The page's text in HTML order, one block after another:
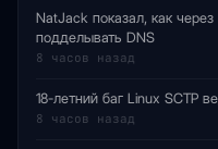
NatJack показал, как
подделывать DNS
8 часов назад
18-летний баг Linux SCTP
8 часов назад